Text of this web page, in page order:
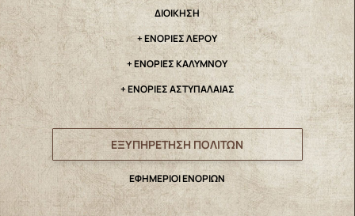
ΔΙΟΙΚΗΣΗ
+ ΕΝΟΡΙΕΣ ΛΕΡΟΥ
+ ΕΝΟΡΙΕΣ ΚΑΛΥΜΝΟΥ
+ ΕΝΟΡΙΕΣ ΑΣΤΥΠΑΛΑΙΑΣ
ΕΞΥΠΗΡΕΤΗΣΗ ΠΟΛΙΤΩΝ
ΕΦΗΜΕΡΙΟΙ ΕΝΟΡΙΩΝ